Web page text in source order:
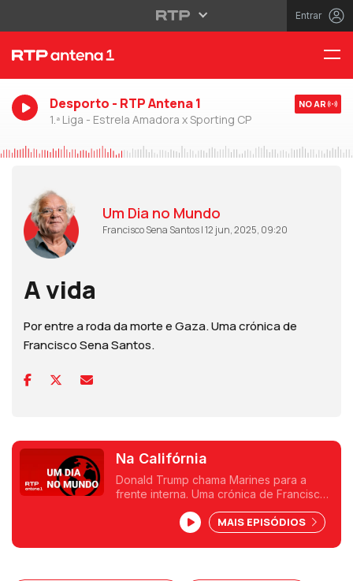
Entrar
Desporto - RTP Antena 1
1.ª Liga - Estrela Amadora x Sporting CP
NO AR
Um Dia no Mundo
Francisco Sena Santos | 12 jun, 2025, 09:20
A vida
Por entre a roda da morte e Gaza. Uma crónica de
Francisco Sena Santos.
Na Califórnia
Donald Trump chama Marines para a
frente interna. Uma crónica de Francisco
MAIS EPISÓDIOS